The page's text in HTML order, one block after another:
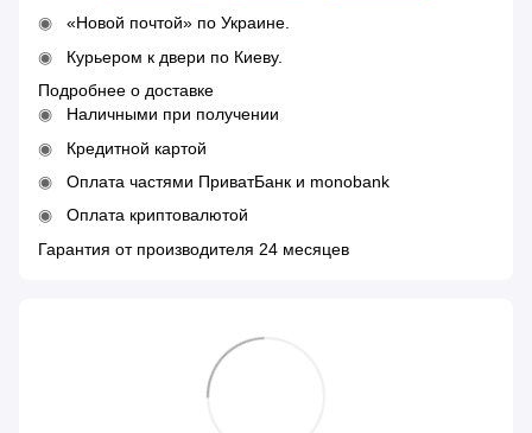
«Новой почтой» по Украине.
Курьером к двери по Киеву.
Подробнее о доставке
Наличными при получении
Кредитной картой
Оплата частями ПриватБанк и monobank
Оплата криптовалютой
Гарантия от производителя 24 месяцев